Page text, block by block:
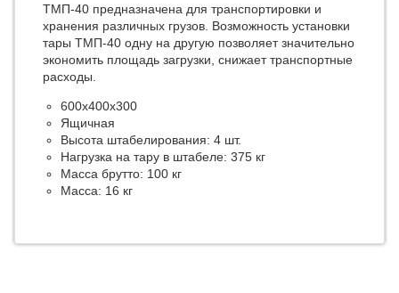
ТМП-40 предназначена для транспортировки и
хранения различных грузов. Возможность установки
тары ТМП-40 одну на другую позволяет значительно
экономить площадь загрузки, снижает транспортные
расходы.
600х400х300
Ящичная
Высота штабелирования: 4 шт.
Нагрузка на тару в штабеле: 375 кг
Масса брутто: 100 кг
Масса: 16 кг